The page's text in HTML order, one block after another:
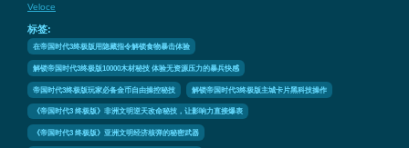
Veloce
标签:
在帝国时代3终极版用隐藏指令解锁食物暴击体验
解锁帝国时代3终极版10000木材秘技 体验无资源压力的暴兵快感
帝国时代3终极版玩家必备金币自由操控秘技 解锁帝国时代3终极版主城卡片黑科技操作
《帝国时代3 终极版》非洲文明逆天改命秘技，让影响力直接爆表
《帝国时代3 终极版》亚洲文明经济核弹的秘密武器